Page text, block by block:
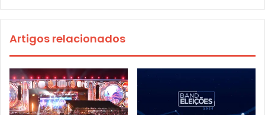
Artigos relacionados